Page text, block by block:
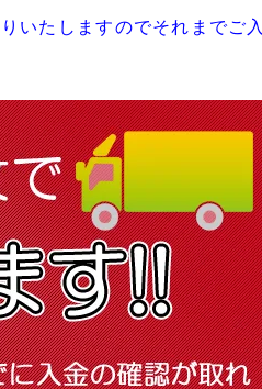
いたしますのでそれまでご入